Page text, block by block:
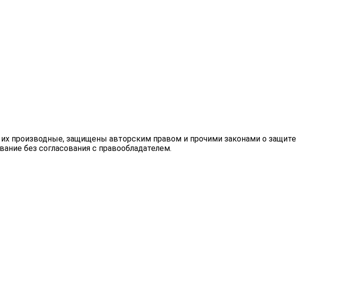
производные, защищены авторским правом и прочими законами о защите
без согласования с правообладателем.